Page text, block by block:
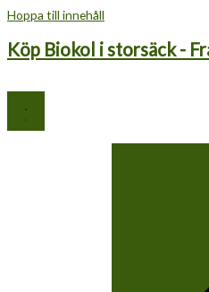
Hoppa till innehåll
Köp Biokol i storsäck -